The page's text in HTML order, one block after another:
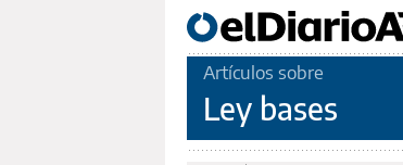
Artículos sobre
Ley bases